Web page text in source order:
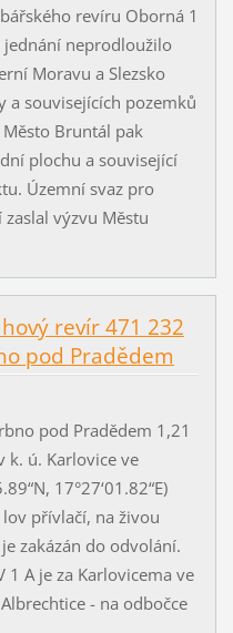
revíru Oborná 1
neprodloužilo
Moravu a Slezsko
souvisejících pozemků
Bruntál pak
plochu a související
Územní svaz pro
výzvu Městu
revír 471 232
pod Pradědem
pod Pradědem 1,21
k. ú. Karlovice ve
17°27‘01.82“E)
přívlačí, na živou
zakázán do odvolání.
1 A je za Karlovicema ve
- na odbočce